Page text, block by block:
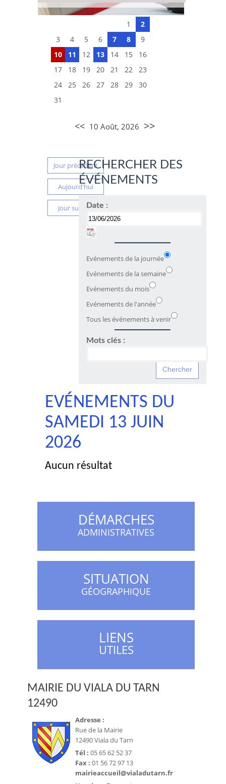
1
2
3
4 5 6 7 8
9
10
11 12 13 14 15
16
17
18 19 20 21 22
23
24
25 26 27 28 29
30
31
<< 10 Août, 2026 >>
Jour précédent
Aujourd'hui
Jour suivant
RECHERCHER DES
ÉVÉNEMENTS
Date :
Evénements de la journée
Evénements de la semaine
Evénements du mois
Evénements de l'année
Tous les événements à venir
Mots clés :
EVÉNEMENTS DU
SAMEDI 13 JUIN
2026
Aucun résultat
DÉMARCHES
ADMINISTRATIVES
SITUATION
GÉOGRAPHIQUE
LIENS
UTILES
MAIRIE DU VIALA DU TARN
12490
Adresse :
Rue de la Mairie
12490 Viala du Tarn
Tél : 05 65 62 52 37
Fax : 01 56 72 97 13
mairieaccueil@vialadutarn.fr